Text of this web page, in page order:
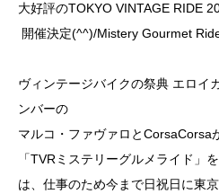
大好評のTOKYO VINTAGE RIDE
開催決定(^^)/Mistery Gourmet
ヴィンテージバイクの祭典 エロイ
ンバーの
マルコ・ファヴァロとCorsaCorsa
「TVRミステリーグルメライド」
は、仕事のため今まで日祝日に東